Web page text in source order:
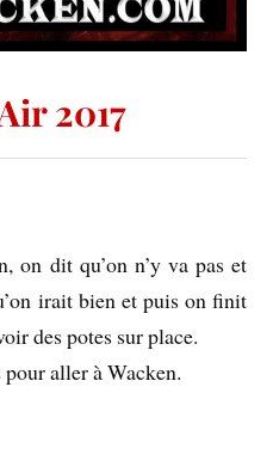
2017
on dit qu’on n’y va pas et
irait bien et puis on finit
des potes sur place.
pour aller à Wacken.